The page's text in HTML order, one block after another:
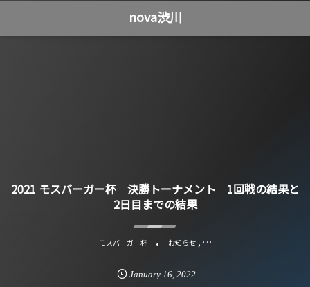
nova渋川
2021 モスバーガー杯 決勝トーナメント 1回戦の結果と
2日目までの結果
モスバーガー杯 お知らせ, …
January 16, 2022